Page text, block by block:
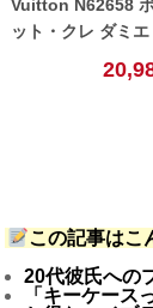
Vuitton N62658
ット・クレ ダミエ
ヌ ブラウン 【中
この記事はこ
20代彼氏への
「キーケース